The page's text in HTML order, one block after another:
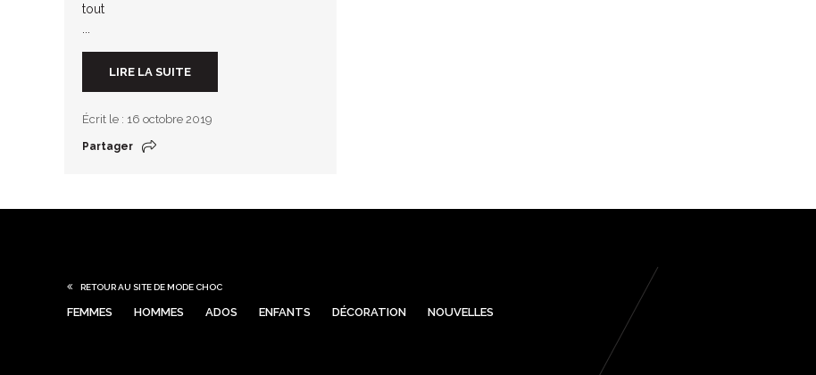
tout
LIRE LA SUITE
Écrit le : 16 octobre 2019
Partager
RETOUR AU SITE DE MODE CHOC
FEMMES HOMMES ADOS ENFANTS DÉCORATION NOUVELLES